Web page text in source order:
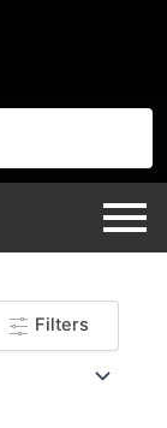
Filters